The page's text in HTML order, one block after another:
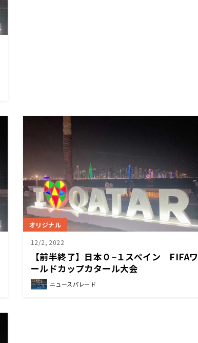
オリジナル
12/2, 2022
【前半終了】日本０−１スペイン FIFAワ
ールドカップカタール大会
ニュースパレード